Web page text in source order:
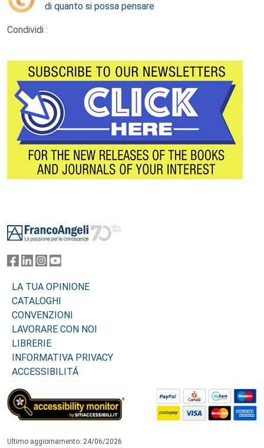
di quanto si possa pensare
Condividi :
LA TUA OPINIONE
CATALOGHI
CONVENZIONI
LAVORARE CON NOI
LIBRERIE
INFORMATIVA PRIVACY
ACCESSIBILITÁ
Ultimo aggiornamento: 24/06/2026